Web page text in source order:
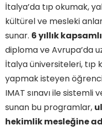
İtalya’da tıp okumak,
kültürel ve mesleki
sunar. 6 yıllık
diploma ve Avrupa’da
İtalya üniversiteleri, tıp
yapmak isteyen
IMAT sınavı ile
sunan bu programlar,
hekimlik mesleğine